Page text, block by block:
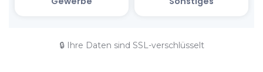
🔒 Ihre Daten sind SSL-verschlüsselt